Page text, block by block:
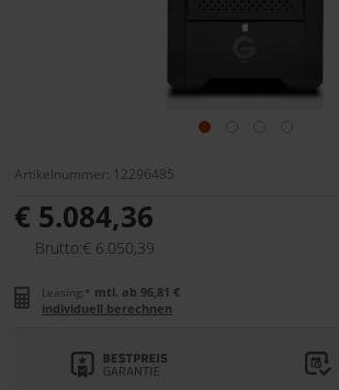
Artikelnummer: 12296485
€ 5.084,36
Brutto:€ 6.050,39
Leasing:* mtl. ab 96,81 €
individuell berechnen